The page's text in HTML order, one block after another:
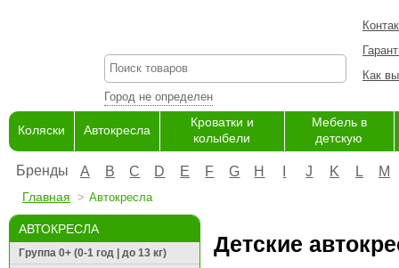
Город не определен
Как
Коляски Автокресла
Кроватки и
колыбели
Мебель в
детскую
Бренды A B C D E F G H J K L M
Главная Автокресла
АВТОКРЕСЛА
Группа 0+ (0-1 год | до 13 кг)
Детские